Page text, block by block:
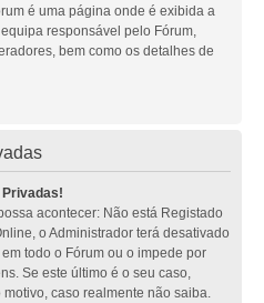
é uma página onde é exibida a
responsável pelo Fórum,
bem como os detalhes de
acontecer: Não está Registado
o Administrador terá desativado
todo o Fórum ou o impede por
Se este último é o seu caso,
caso realmente não saiba.